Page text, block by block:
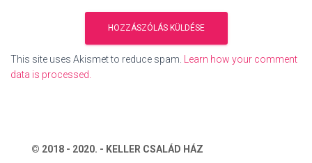
This site uses Akismet to reduce spam.
Learn how your comment
data is processed.
© 2018 - 2020. - KELLER CSALÁD HÁZ